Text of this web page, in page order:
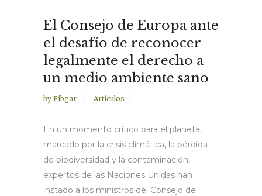
El Consejo de Europa ante
el desafío de reconocer
legalmente el derecho a
un medio ambiente sano
by Fibgar Artículos
En un momento crítico para el planeta,
marcado por la crisis climática, la pérdida
de biodiversidad y la contaminación,
expertos de las Naciones Unidas han
instado a los ministros del Consejo de